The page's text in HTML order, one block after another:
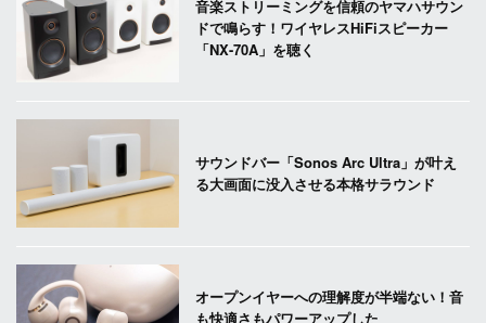
音楽ストリーミングを信頼のヤマハサウン
ドで鳴らす！ワイヤレスHiFiスピーカー
「NX-70A」を聴く
サウンドバー「Sonos Arc Ultra」が叶え
る大画面に没入させる本格サラウンド
オープンイヤーへの理解度が半端ない！音
も快適さもパワーアップした